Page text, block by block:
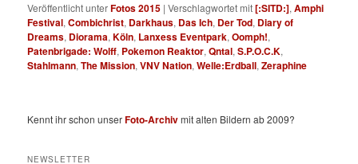
Veröffentlicht unterFotos 2015 |Verschlagwortet mit[:SITD:],Amphi
Festival,Combichrist, Darkhaus, Das Ich, Der Tod, Diary of
Dreams, Diorama,Köln, Lanxess Eventpark,Oomph!,
Patenbrigade: Wolff, Pokemon Reaktor,Qntal,S.P.O.C.K,
Stahlmann,The Mission,VNV Nation,Welle:Erdball,Zeraphine
Kennt ihr schon unserFoto-Archivmit alten Bildern ab 2009?
NEWSLETTER